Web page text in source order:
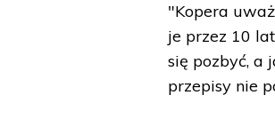
"Kopera
je przez 10
się pozbyć, a
przepisy nie